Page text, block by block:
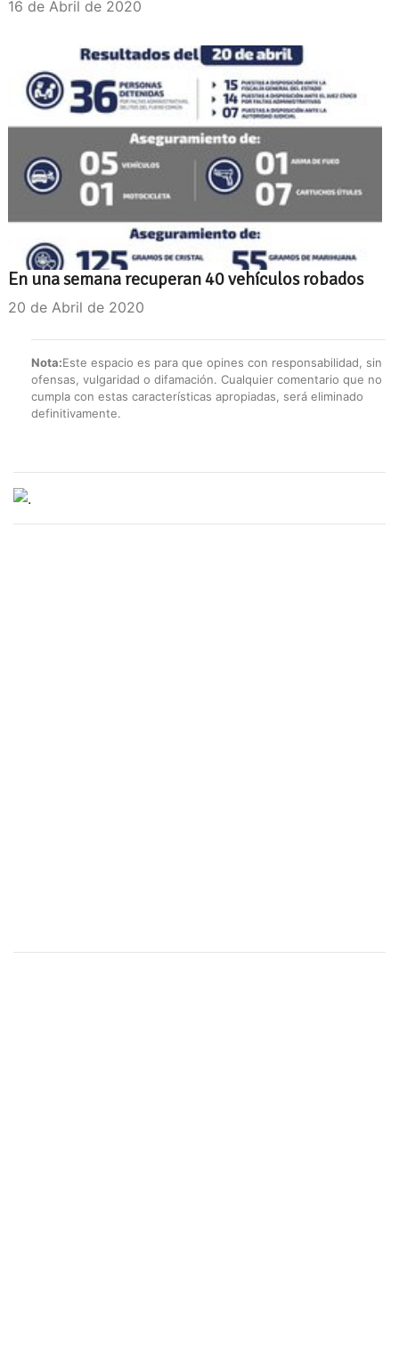
16 de Abril de 2020
En una semana recuperan 40 vehículos robados
20 de Abril de 2020
Nota:Este espacio es para que opines con responsabilidad, sin
ofensas, vulgaridad o difamación. Cualquier comentario que no
cumpla con estas características apropiadas, será eliminado
definitivamente.